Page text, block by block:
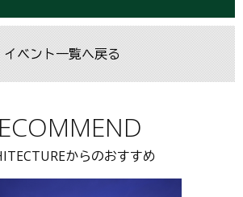
イベント一覧へ戻る
からのおすすめ